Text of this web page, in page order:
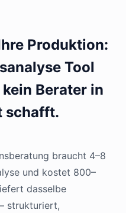
Produktion:
Tool
Berater in
schafft.
braucht 4–8
und kostet 800–
dasselbe
strukturiert,